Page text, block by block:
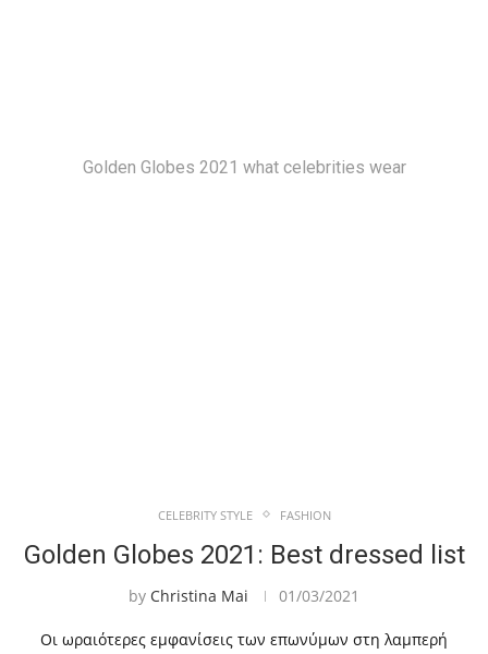
Golden Globes 2021 what celebrities wear
CELEBRITY STYLE FASHION
Golden Globes 2021: Best dressed list
by Christina Mai 01/03/2021
Οι ωραιότερες εμφανίσεις των επωνύμων στη λαμπερή